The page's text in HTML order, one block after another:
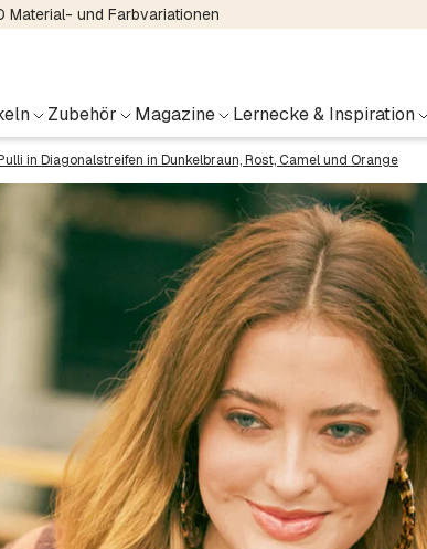
Material- und Farbvariationen
Zubehör Magazine Lernecke & Inspiration
in Diagonalstreifen in Dunkelbraun, Rost, Camel und Orange